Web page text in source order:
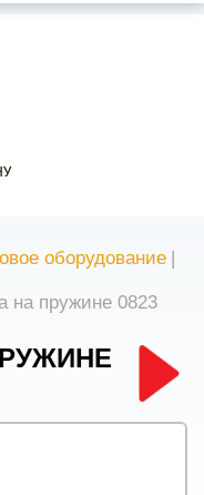
оборудование |
на пружине 0823